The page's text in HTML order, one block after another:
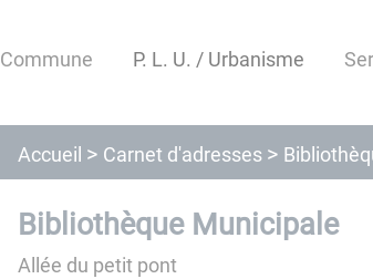
Commune P. L. U. / Urbanisme
Accueil Carnet d'adresses
Bibliothèque Municipale
Allée du petit pont